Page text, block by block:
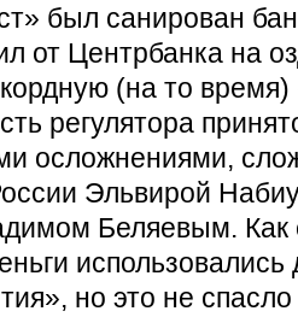
был санирован
от Центрбанка на
(на то
регулятора
осложнениями,
Эльвирой
Беляевым. Как
но это не